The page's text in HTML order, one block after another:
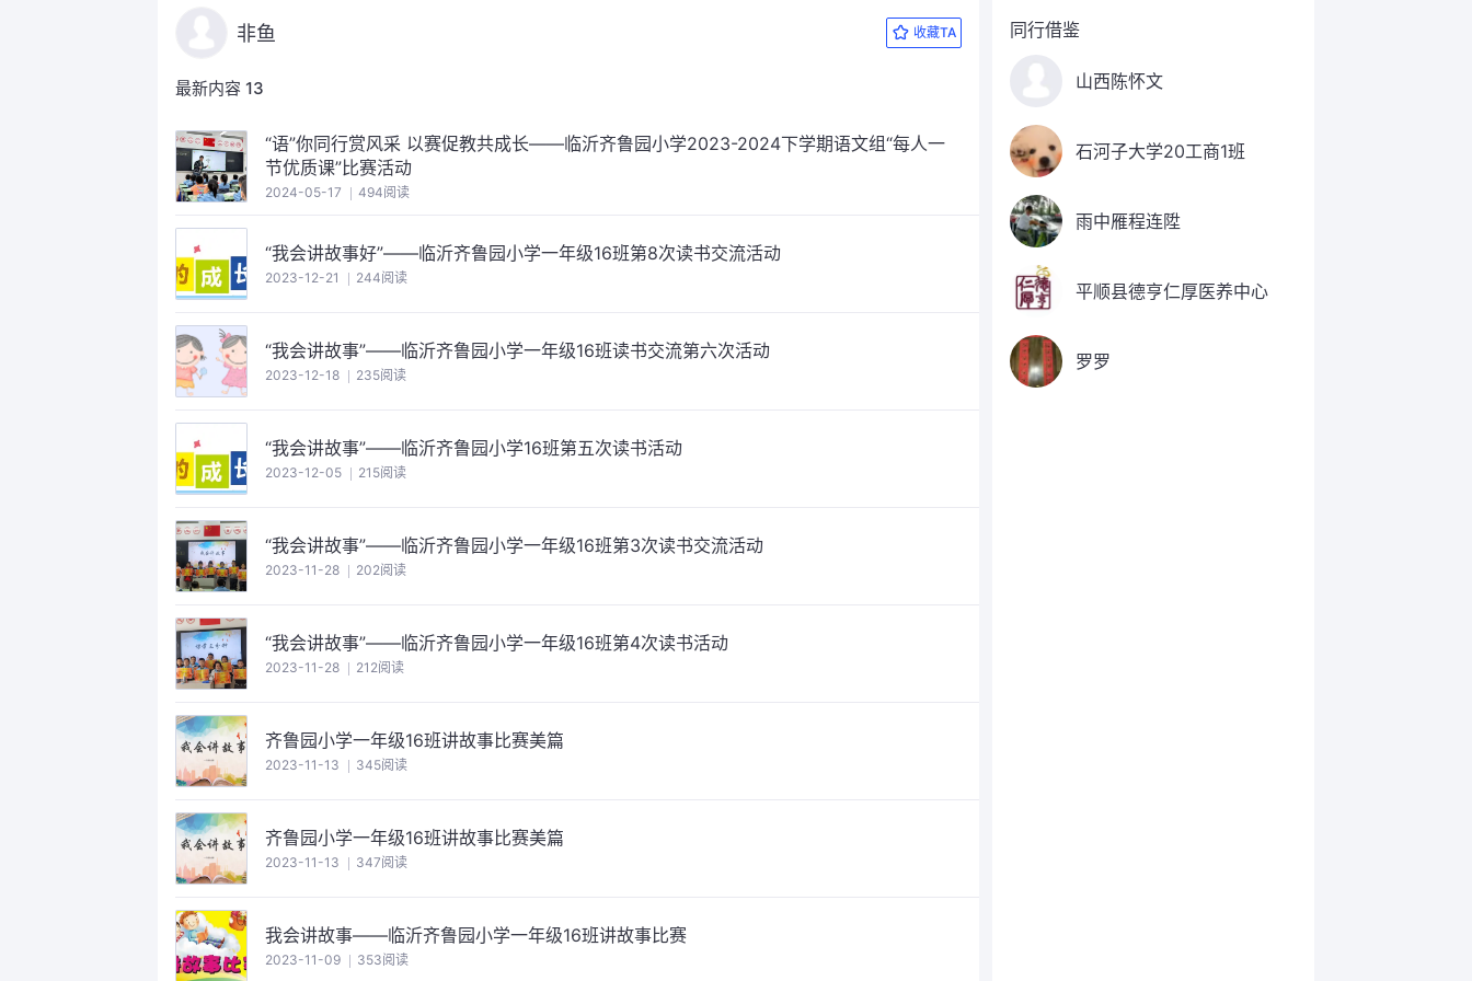
非鱼 收藏TA
最新内容 13
“语”你同行赏风采 以赛促教共成长——临沂齐鲁园小学2023-2024下学期语文组“每人一
节优质课”比赛活动
2024-05-17 494阅读
“我会讲故事好”——临沂齐鲁园小学一年级16班第8次读书交流活动
2023-12-21 244阅读
“我会讲故事”——临沂齐鲁园小学一年级16班读书交流第六次活动
2023-12-18 235阅读
“我会讲故事”——临沂齐鲁园小学16班第五次读书活动
2023-12-05 215阅读
“我会讲故事”——临沂齐鲁园小学一年级16班第3次读书交流活动
2023-11-28 202阅读
“我会讲故事”——临沂齐鲁园小学一年级16班第4次读书活动
2023-11-28 212阅读
齐鲁园小学一年级16班讲故事比赛美篇
2023-11-13 345阅读
齐鲁园小学一年级16班讲故事比赛美篇
2023-11-13 347阅读
我会讲故事——临沂齐鲁园小学一年级16班讲故事比赛
2023-11-09 353阅读
同行借鉴
山西陈怀文
石河子大学20工商1班
雨中雁程连陞
平顺县德亨仁厚医养中心
罗罗